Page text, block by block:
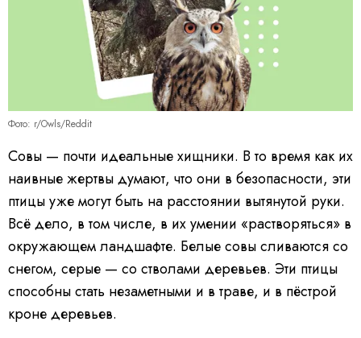
Фото: r/Owls/Reddit
Совы — почти идеальные хищники. В то время как их
наивные жертвы думают, что они в безопасности, эти
птицы уже могут быть на расстоянии вытянутой руки.
Всё дело, в том числе, в их умении «растворяться» в
окружающем ландшафте. Белые совы сливаются со
снегом, серые — со стволами деревьев. Эти птицы
способны стать незаметными и в траве, и в пёстрой
кроне деревьев.